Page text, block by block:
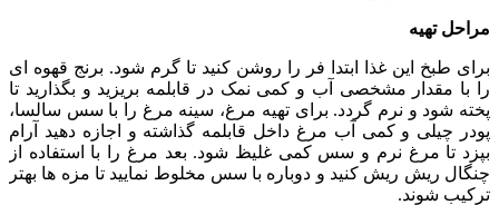
مراحل تهیه
برای طبخ این غذا ابتدا فر را روشن کنید تا گرم شود. برنج قهوه ای
را با مقدار مشخصی آب و کمی نمک در قابلمه بریزید و بگذارید تا
پخته شود و نرم گردد. برای تهیه مرغ، سینه مرغ را با سس سالسا،
پودر چیلی و کمی آب مرغ داخل قابلمه گذاشته و اجازه دهید آرام
بپزد تا مرغ نرم و سس کمی غلیظ شود. بعد مرغ را با استفاده از
چنگال ریش ریش کنید و دوباره با سس مخلوط نمایید تا مزه ها بهتر
ترکیب شوند.